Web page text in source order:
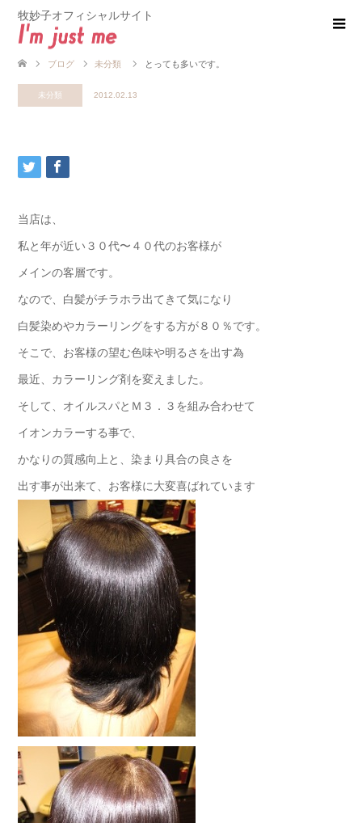
牧妙子オフィシャルサイト
ブログ 未分類 とっても多いです。
未分類 2012.02.13
当店は、
私と年が近い３０代〜４０代のお客様が
メインの客層です。
なので、白髪がチラホラ出てきて気になり
白髪染めやカラーリングをする方が８０％です。
そこで、お客様の望む色味や明るさを出す為
最近、カラーリング剤を変えました。
そして、オイルスパとＭ３．３を組み合わせて
イオンカラーする事で、
かなりの質感向上と、染まり具合の良さを
出す事が出来て、お客様に大変喜ばれています